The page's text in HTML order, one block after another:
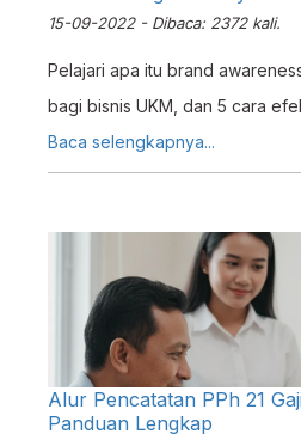
15-09-2022 - Dibaca: 2372 kali.
Pelajari apa itu brand
bagi bisnis UKM, dan 5 cara
agar merek Anda dikenal lebih
Baca selengkapnya...
Alur Pencatatan PPh 21
Panduan Lengkap